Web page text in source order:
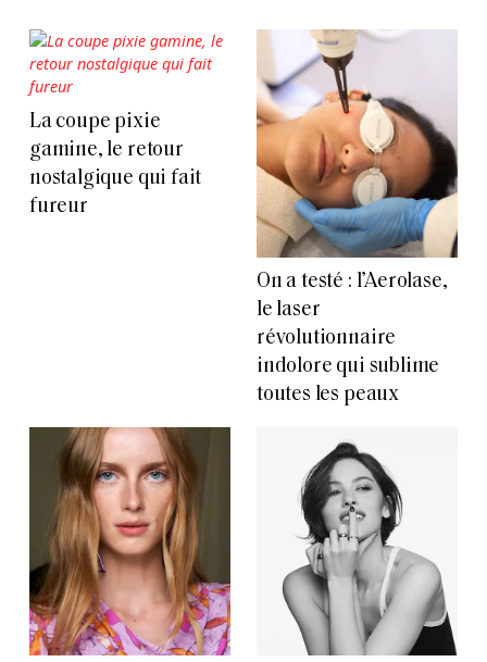
La coupe pixie
gamine, le retour
nostalgique qui fait
fureur
On a testé : l’Aerolase,
le laser
révolutionnaire
indolore qui sublime
toutes les peaux